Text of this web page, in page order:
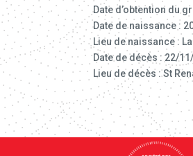
Date d’obtention du
Date de naissance :
Lieu de naissance :
Date de décès : 22/
Lieu de décès : St